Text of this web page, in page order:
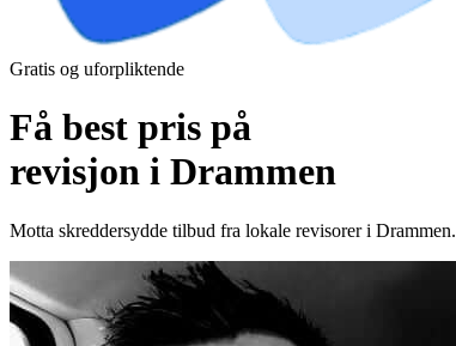
Gratis og uforpliktende
Få best pris på
revisjon i Drammen
Motta skreddersydde tilbud fra lokale revisorer i